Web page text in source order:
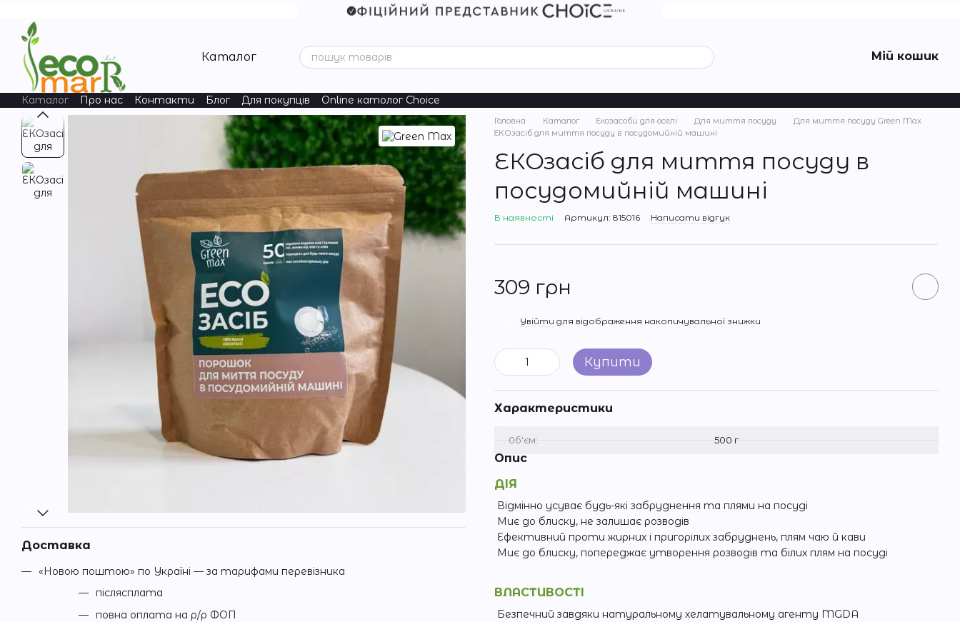
Каталог Мій кошик
Каталог Про нас Контакти Блог Для покупців Online католог Choice
Доставка
«Новою поштою» по Україні — за тарифами перевізника
післясплата
повна оплата на р/р ФОП
Головна Каталог Екозасоби для оселі Для миття посуду
Для миття посуду Green Max
ЕКОзасіб для миття посуду в посудомийній машині
ЕКОзасіб для миття посуду в
посудомийній машині
В наявності Артикул: 815016 Написати відгук
309 грн
Увійти для відображення накопичувальної знижки
Купити
Характеристики
0б'єм: 500 г
Опис
ДІЯ
Відмінно усуває будь-які забруднення та плями на посуді
Миє до блиску, не залишає розводів
Ефективний проти жирних і пригорілих забруднень, плям чаю й кави
Миє до блиску, попереджає утворення розводів та білих плям на посуді
ВЛАСТИВОСТІ
Безпечний завдяки натуральному хелатувальному агенту MGDA